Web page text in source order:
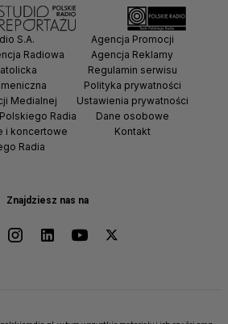
Znajdziesz nas na
S.A.
Radiowa
Medialnej
Radia
i koncertowe
Radia
Agencja Promocji
Agencja Reklamy
Regulamin serwisu
Polityka prywatności
Ustawienia prywatności
Dane osobowe
Kontakt